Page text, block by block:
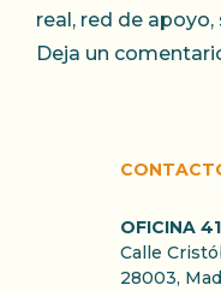
real , red de apoyo,
Deja un
OFICINA
Calle
28003,